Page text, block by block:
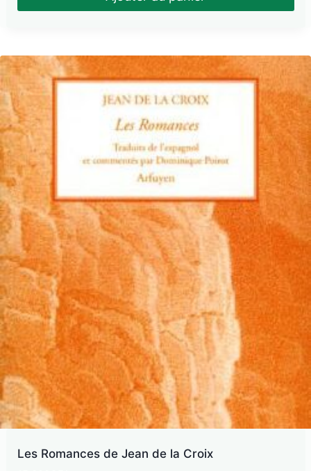
Les Romances de Jean de la Croix